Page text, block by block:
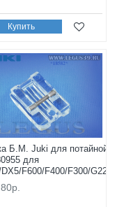
Купить
G110
Б.М. Juki для потайной
для
DX5/F600/F400/F300/G220/